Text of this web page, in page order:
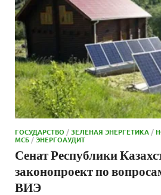
ГОСУДАРСТВО /ЗЕЛЕНАЯ ЭНЕРГЕТИКА /
МСБ /ЭНЕРГОАУДИТ
Сенат Республики
законопроект по
ВИЭ